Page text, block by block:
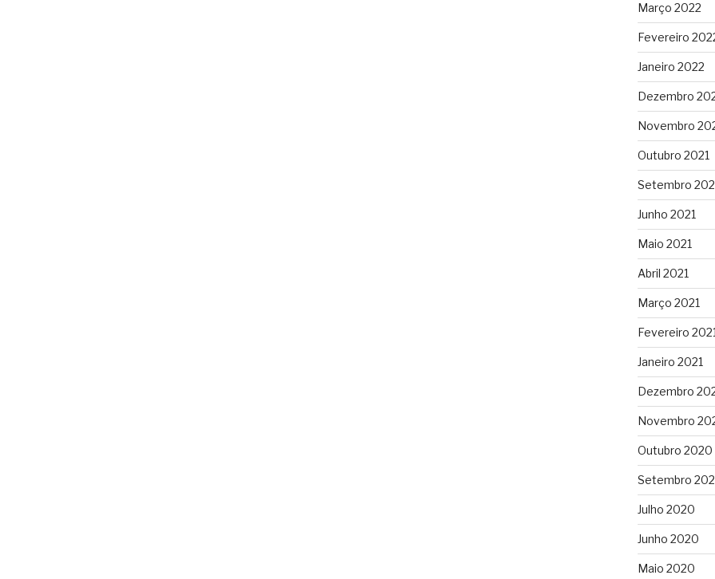
Março 2022
Fevereiro
Janeiro 2022
Dezembro
Novembro
Outubro 2021
Setembro
Junho 2021
Maio 2021
Abril 2021
Março 2021
Fevereiro 2021
Janeiro 2021
Dezembro
Novembro
Outubro 2020
Setembro
Julho 2020
Junho 2020
Maio 2020